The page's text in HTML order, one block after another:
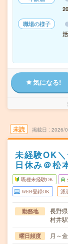
職場の様子
気になる!
未読 掲載日 2026/
未経験OK
日休み＠松
職種未経験OK
WEB登録OK 派
勤務地
長野
村井
曜日頻度 月～